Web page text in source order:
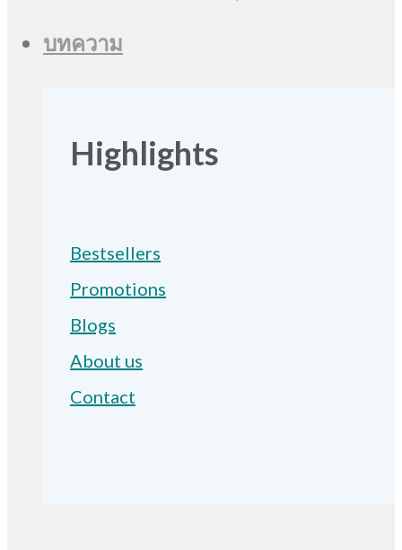
บทความ
Highlights
Bestsellers
Promotions
Blogs
About us
Contact